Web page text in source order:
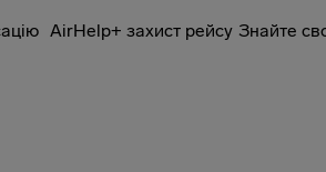
AirHelp+ захист рейсу Знайте